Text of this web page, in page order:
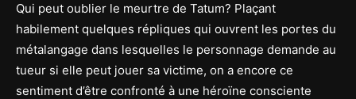
Qui peut oublier le meurtre de Tatum? Plaçant
habilement quelques répliques qui ouvrent les portes du
métalangage dans lesquelles le personnage demande au
tueur si elle peut jouer sa victime, on a encore ce
sentiment d’être confronté à une héroïne consciente